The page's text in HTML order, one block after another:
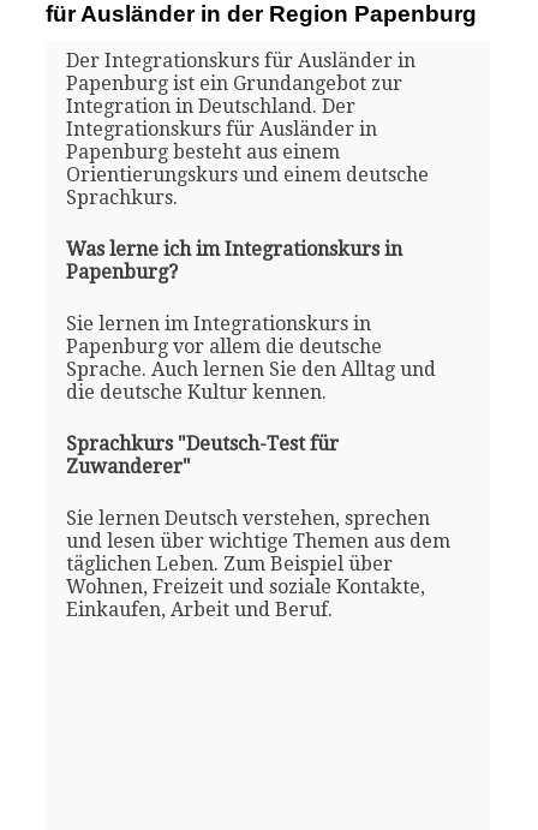
für Ausländer in der Region Papenburg
Der Integrationskurs für Ausländer in
Papenburg ist ein Grundangebot zur
Integration in Deutschland. Der
Integrationskurs für Ausländer in
Papenburg besteht aus einem
Orientierungskurs und einem deutsche
Sprachkurs.
Was lerne ich im Integrationskurs in
Papenburg?
Sie lernen im Integrationskurs in
Papenburg vor allem die deutsche
Sprache. Auch lernen Sie den Alltag und
die deutsche Kultur kennen.
Sprachkurs "Deutsch-Test für
Zuwanderer"
Sie lernen Deutsch verstehen, sprechen
und lesen über wichtige Themen aus dem
täglichen Leben. Zum Beispiel über
Wohnen, Freizeit und soziale Kontakte,
Einkaufen, Arbeit und Beruf.